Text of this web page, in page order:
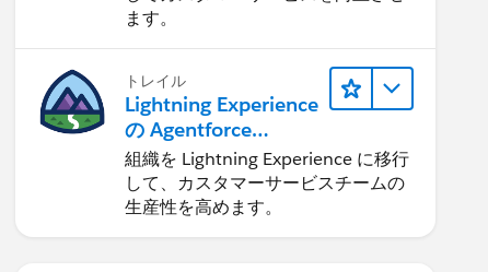
ます。
トレイル
Lightning Experience
の Agentforce
Service 入門
組織を Lightning Experience に移行
して、カスタマーサービスチームの
生産性を高めます。